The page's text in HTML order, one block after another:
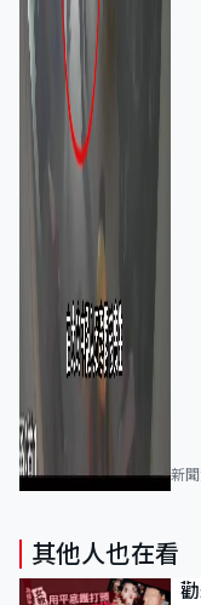
新
其他人也在看